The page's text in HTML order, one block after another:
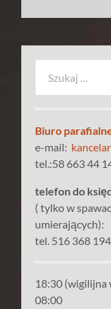
Biuro
e-mail:
tel.:58 663 44
telefon do
( tylko w
umierających):
tel. 516 368 194
18:30 (wigilijna
08:00